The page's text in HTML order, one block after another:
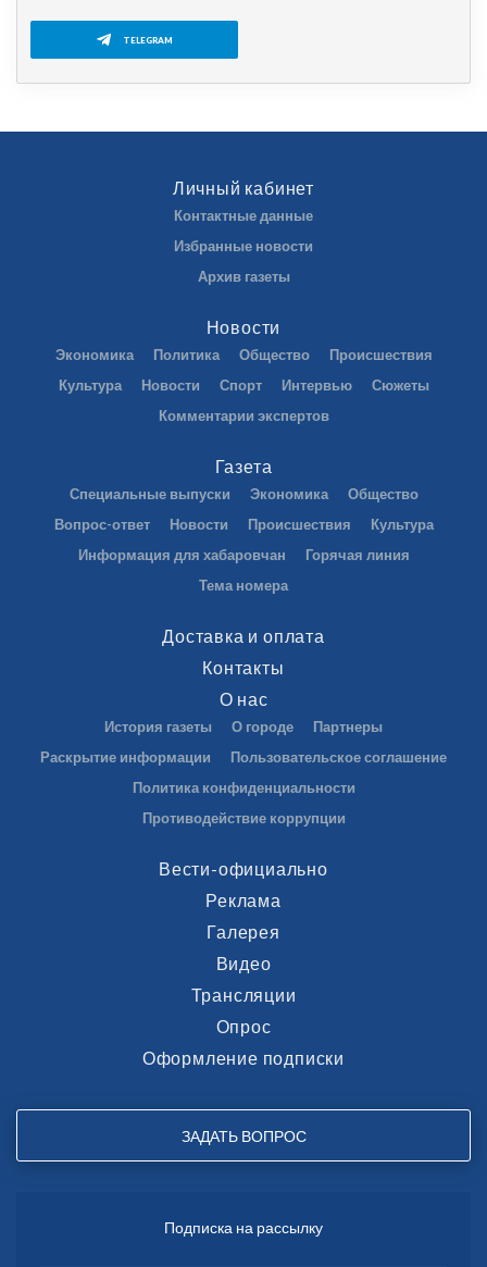
TELEGRAM
Личный кабинет
Контактные данные
Избранные новости
Архив газеты
Новости
Экономика Политика Общество
Происшествия
Культура
Новости Спорт Интервью
Сюжеты
Комментарии экспертов
Газета
Специальные выпуски Экономика
Общество
Вопрос-ответ
Новости Происшествия
Культура
Информация для хабаровчан
Горячая линия
Тема номера
Доставка и оплата
Контакты
О нас
История газеты О городе
Партнеры
Раскрытие информации
Пользовательское соглашение
Политика конфиденциальности
Противодействие коррупции
Вести-официально
Реклама
Галерея
Видео
Трансляции
Опрос
Оформление подписки
ЗАДАТЬ ВОПРОС
Подписка на рассылку